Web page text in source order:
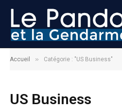
Accueil » Catégorie : "US Business"
US Business